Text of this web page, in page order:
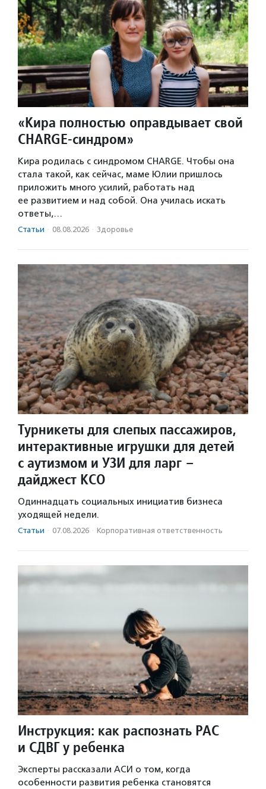
«Кира полностью оправдывает свой
CHARGE-синдром»
Кира родилась с синдромом CHARGE. Чтобы она
стала такой, как сейчас, маме Юлии пришлось
приложить много усилий, работать над
ее развитием и над собой. Она училась искать
ответы,…
Статьи · 08.08.2026 · Здоровье
Турникеты для слепых пассажиров,
интерактивные игрушки для детей
с аутизмом и УЗИ для ларг –
дайджест КСО
Одиннадцать социальных инициатив бизнеса
уходящей недели.
Статьи · 07.08.2026 · Корпоративная ответственность
Инструкция: как распознать РАС
и СДВГ у ребенка
Эксперты рассказали АСИ о том, когда
особенности развития ребенка становятся